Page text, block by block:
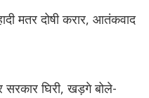
मतर दोषी करार, आतंकवाद
सरकार घिरी, खड़गे बोले-